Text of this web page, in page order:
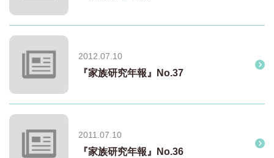
2012.07.10
『家族研究年報』No.37
2011.07.10
『家族研究年報』No.36